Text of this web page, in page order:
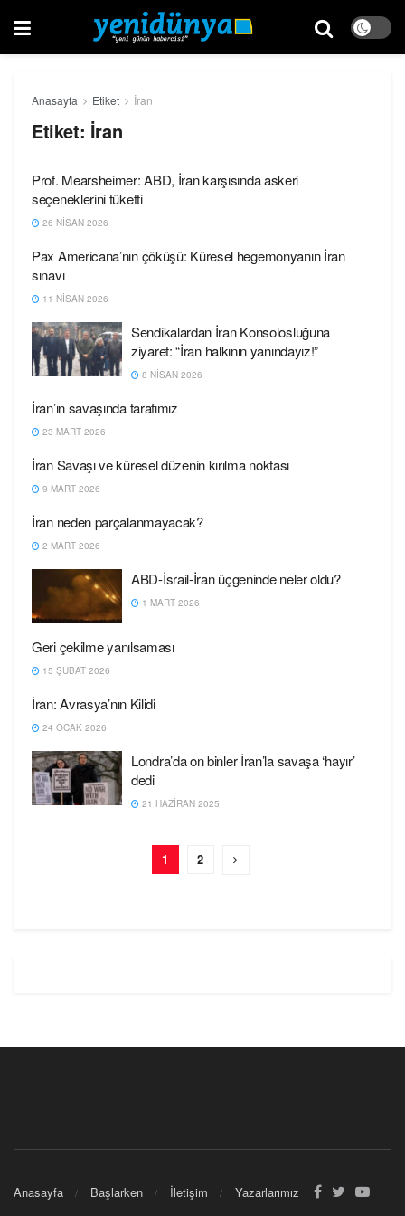
Anasayfa Etiket İran
Etiket: İran
Prof. Mearsheimer: ABD, İran karşısında askeri
seçeneklerini tüketti
26 NISAN 2026
Pax Americana’nın çöküşü: Küresel hegemonyanın İran
sınavı
11 NISAN 2026
Sendikalardan İran Konsolosluğuna
ziyaret: “İran halkının yanındayız!”
8 NISAN 2026
İran’ın savaşında tarafımız
23 MART 2026
İran Savaşı ve küresel düzenin kırılma noktası
9 MART 2026
İran neden parçalanmayacak?
2 MART 2026
ABD-İsrail-İran üçgeninde neler oldu?
1 MART 2026
Geri çekilme yanılsaması
15 ŞUBAT 2026
İran: Avrasya’nın Kilidi
24 OCAK 2026
Londra’da on binler İran’la savaşa ‘hayır’
dedi
21 HAZIRAN 2025
1 2
Anasayfa Başlarken İletişim Yazarlarımız